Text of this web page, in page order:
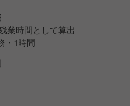
業時間として算出
・1時間